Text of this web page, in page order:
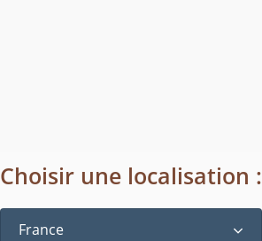
Choisir une localisation :
France